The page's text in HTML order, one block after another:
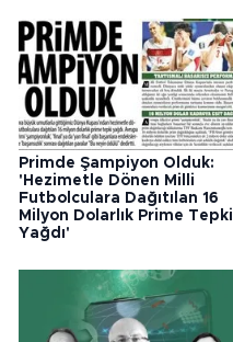
Primde Şampiyon Olduk:
'Hezimetle Dönen Milli
Futbolculara Dağıtılan 16
Milyon Dolarlık Prime Tepki
Yağdı'